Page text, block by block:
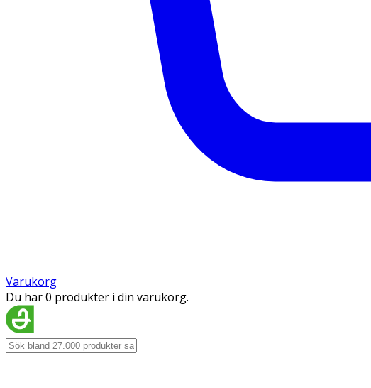
Varukorg
Du har 0 produkter i din varukorg.